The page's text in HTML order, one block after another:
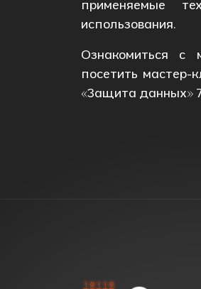
применяемые
использования.
Ознакомиться с
посетить мастер-
«Защита данных»